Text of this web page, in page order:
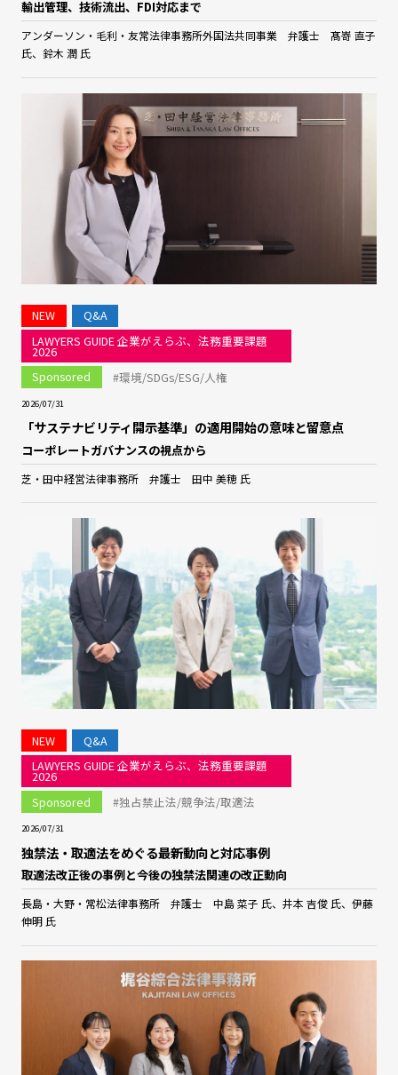
輸出管理、技術流出、FDI対応まで
アンダーソン・毛利・友常法律事務所外国法共同事業 弁護士 髙嵜 直子
氏、鈴木 潤 氏
NEW
Q&A
LAWYERS GUIDE 企業がえらぶ、法務重要課題
2026
Sponsored
#環境/SDGs/ESG/人権
2026/07/31
「サステナビリティ開示基準」の適用開始の意味と留意点
コーポレートガバナンスの視点から
芝・田中経営法律事務所 弁護士 田中 美穂 氏
NEW
Q&A
LAWYERS GUIDE 企業がえらぶ、法務重要課題
2026
Sponsored
#独占禁止法/競争法/取適法
2026/07/31
独禁法・取適法をめぐる最新動向と対応事例
取適法改正後の事例と今後の独禁法関連の改正動向
長島・大野・常松法律事務所 弁護士 中島 菜子 氏、井本 吉俊 氏、伊藤
伸明 氏